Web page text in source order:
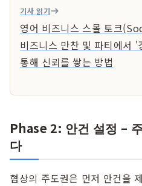
기사 읽기
영어 비즈니스 스몰 토크
비즈니스 만찬 및 파티에서
통해 신뢰를 쌓는 방법
Phase 2: 안건 설정 –
다
협상의 주도권은 먼저 안건을